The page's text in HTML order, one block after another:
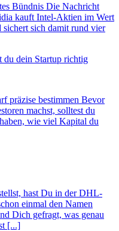
Bündnis Die Nachricht
kauft Intel-Aktien im Wert
sich damit rund vier
du dein Startup richtig
präzise bestimmen Bevor
machst, solltest du
wie viel Kapital du
hast Du in der DHL-
einmal den Namen
Dich gefragt, was genau
[...]